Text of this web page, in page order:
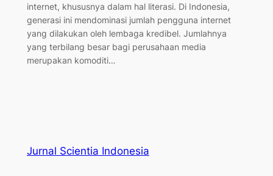
internet, khususnya dalam hal literasi. Di Indonesia,
generasi ini mendominasi jumlah pengguna internet
yang dilakukan oleh lembaga kredibel. Jumlahnya
yang terbilang besar bagi perusahaan media
merupakan komoditi…
Jurnal Scientia Indonesia